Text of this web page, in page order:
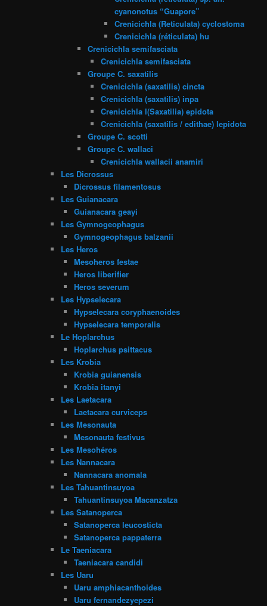
cyanonotus “Guapore”
Crenicichla (Reticulata) cyclostoma
Crenicichla (réticulata) hu
Crenicichla semifasciata
Crenicichla semifasciata
Groupe C. saxatilis
Crenicichla (saxatilis) cincta
Crenicichla (saxatilis) inpa
Crenicichla l(Saxatilia) epidota
Crenicichla (saxatilis / edithae) lepidota
Groupe C. scotti
Groupe C. wallaci
Crenicichla wallacii anamiri
Les Dicrossus
Dicrossus filamentosus
Les Guianacara
Guianacara geayi
Les Gymnogeophagus
Gymnogeophagus balzanii
Les Heros
Mesoheros festae
Heros liberifier
Heros severum
Les Hypselecara
Hypselecara coryphaenoides
Hypselecara temporalis
Le Hoplarchus
Hoplarchus psittacus
Les Krobia
Krobia guianensis
Krobia itanyi
Les Laetacara
Laetacara curviceps
Les Mesonauta
Mesonauta festivus
Les Mesohéros
Les Nannacara
Nannacara anomala
Les Tahuantinsuyoa
Tahuantinsuyoa Macanzatza
Les Satanoperca
Satanoperca leucosticta
Satanoperca pappaterra
Le Taeniacara
Taeniacara candidi
Les Uaru
Uaru amphiacanthoides
Uaru fernandezyepezi